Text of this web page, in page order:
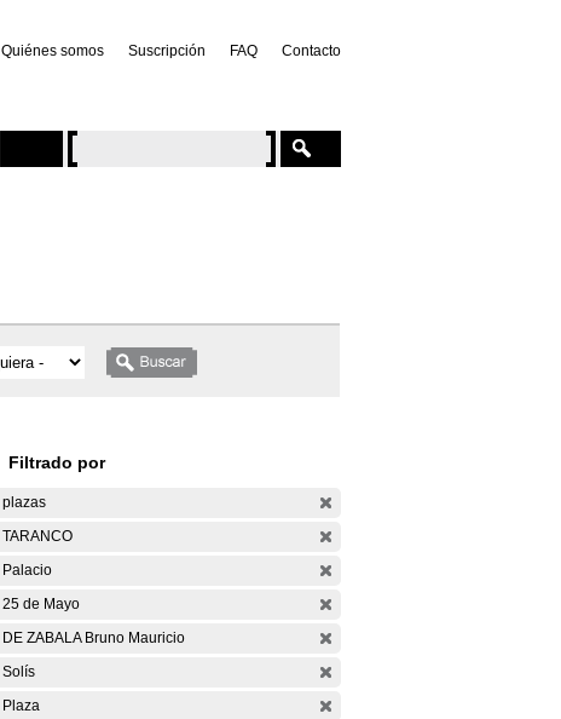
Quiénes somos Suscripción FAQ Contacto
Filtrado por
plazas
TARANCO
Palacio
25 de Mayo
DE ZABALA Bruno Mauricio
Solís
Plaza